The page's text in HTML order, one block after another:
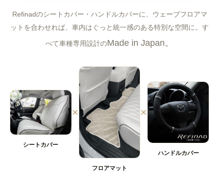
Refinadのシートカバー・ハンドルカバーに、ウェーブフロアマ
ットを合わせれば、車内はぐっと統一感のある特別な空間に。す
べて車種専用設計のMade in Japan。
シートカバー
×
フロアマット
×
ハンドルカバー